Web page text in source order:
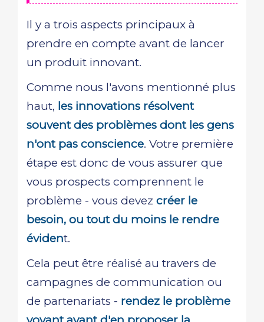
Il y a trois aspects principaux à
prendre en compte avant de lancer
un produit innovant.
Comme nous l'avons mentionné plus
haut, les innovations résolvent
souvent des problèmes dont les gens
n'ont pas conscience. Votre première
étape est donc de vous assurer que
vous prospects comprennent le
problème - vous devez créer le
besoin, ou tout du moins le rendre
évident.
Cela peut être réalisé au travers de
campagnes de communication ou
de partenariats - rendez le problème